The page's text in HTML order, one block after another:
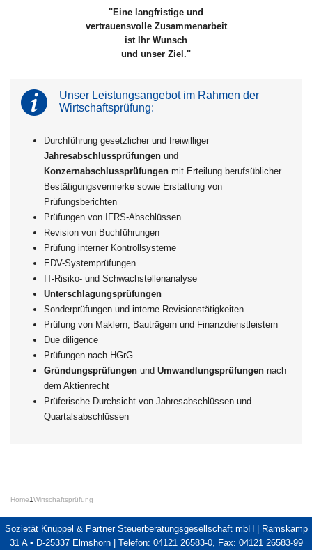
"Eine langfristige und
vertrauensvolle Zusammenarbeit
ist Ihr Wunsch
und unser Ziel."
Unser Leistungsangebot im Rahmen der
Wirtschaftsprüfung:
Durchführung gesetzlicher und freiwilliger
Jahresabschlussprüfungenund
Konzernabschlussprüfungenmit Erteilung berufsüblicher
Bestätigungsvermerke sowie Erstattung von
Prüfungsberichten
Prüfungen von IFRS-Abschlüssen
Revision von Buchführungen
Prüfung interner Kontrollsysteme
EDV-Systemprüfungen
IT-Risiko- und Schwachstellenanalyse
Unterschlagungsprüfungen
Sonderprüfungen und interne Revisionstätigkeiten
Prüfung von Maklern, Bauträgern und Finanzdienstleistern
Due diligence
Prüfungen nach HGrG
Gründungsprüfungenund Umwandlungsprüfungennach
dem Aktienrecht
Prüferische Durchsicht von Jahresabschlüssen und
Quartalsabschlüssen
Home1Wirtschaftsprüfung
Sozietät Knüppel & Partner Steuerberatungsgesellschaft mbH | Ramskamp
31 A • D-25337 Elmshorn | Telefon: 04121 26583-0, Fax: 04121 26583-99